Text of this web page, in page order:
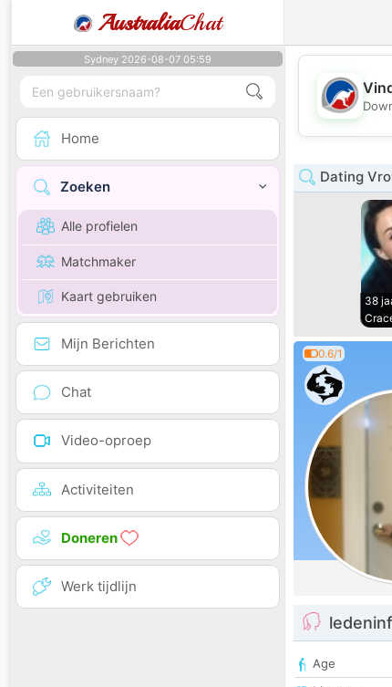
AustraliaChat
Sydney 2026-08-07 05:59
Home
Zoeken
Alle profielen
Matchmaker
Kaart gebruiken
Mijn Berichten
Chat
Video-oproep
Activiteiten
Doneren
Werk tijdlijn
Dating
38
0.6/1
Age